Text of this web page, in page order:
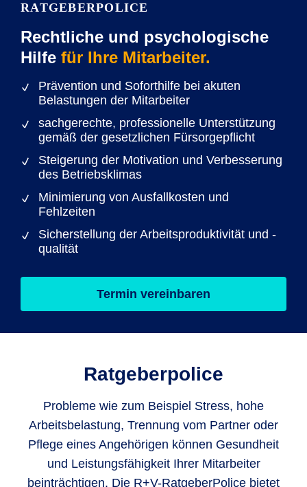
RATGEBERPOLICE
Rechtliche und psychologische
Hilfe für Ihre Mitarbeiter.
Prävention und Soforthilfe bei akuten
Belastungen der Mitarbeiter
sachgerechte, professionelle Unterstützung
gemäß der gesetzlichen Fürsorgepflicht
Steigerung der Motivation und Verbesserung
des Betriebsklimas
Minimierung von Ausfallkosten und
Fehlzeiten
Sicherstellung der Arbeitsproduktivität und -
qualität
Termin vereinbaren
Ratgeberpolice
Probleme wie zum Beispiel Stress, hohe
Arbeitsbelastung, Trennung vom Partner oder
Pflege eines Angehörigen können Gesundheit
und Leistungsfähigkeit Ihrer Mitarbeiter
beinträchtigen. Die R+V-RatgeberPolice bietet